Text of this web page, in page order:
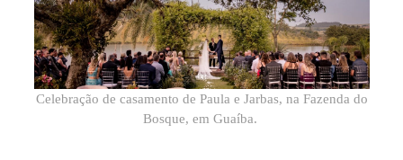
Celebração de casamento de Paula e Jarbas, na Fazenda do
Bosque, em Guaíba.